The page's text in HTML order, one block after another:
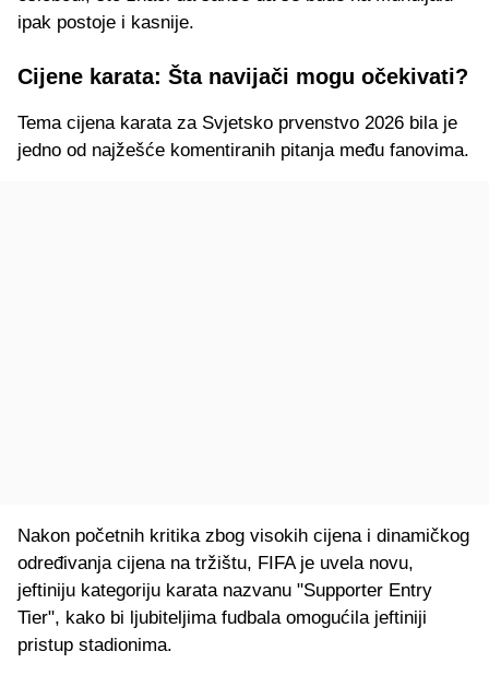
ipak postoje i kasnije.
Cijene karata: Šta navijači mogu očekivati?
Tema cijena karata za Svjetsko prvenstvo 2026 bila je
jedno od najžešće komentiranih pitanja među fanovima.
Nakon početnih kritika zbog visokih cijena i dinamičkog
određivanja cijena na tržištu, FIFA je uvela novu,
jeftiniju kategoriju karata nazvanu "Supporter Entry
Tier", kako bi ljubiteljima fudbala omogućila jeftiniji
pristup stadionima.